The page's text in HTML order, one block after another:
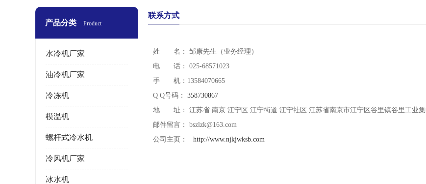
产品分类 Product
水冷机厂家
油冷机厂家
冷冻机
模温机
螺杆式冷水机
冷风机厂家
冰水机
联系方式
姓 名： 邹康先生 （业务经理）
电 话： 025-68571023
手 机：13584070665
Q Q号码： 358730867
地 址： 江苏省 南京 江宁区 江宁街道 江宁社区 江苏省南京市江宁区谷里镇谷里工业集
邮件留言： bszlzk@163.com
公司主页： http://www.njkjwksb.com